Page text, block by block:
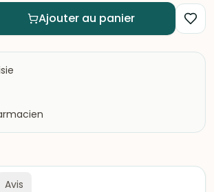
Ajouter au panier
Avis